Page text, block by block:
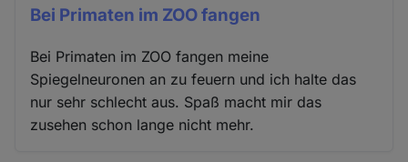
Bei Primaten im ZOO fangen
Bei Primaten im ZOO fangen meine
Spiegelneuronen an zu feuern und ich halte das
nur sehr schlecht aus. Spaß macht mir das
zusehen schon lange nicht mehr.